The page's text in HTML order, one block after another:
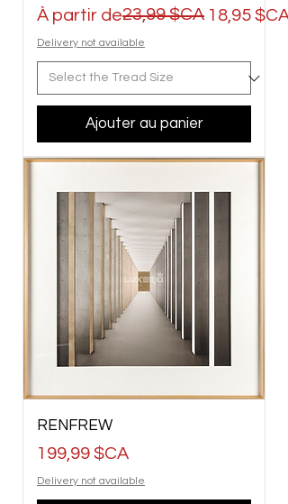
À partir de
Prix original23,99 $CA 18,95 $CA
Prix promotionnel
Delivery not available
Ajouter au panier
RENFREW
Prix
199,99 $CA
Delivery not available